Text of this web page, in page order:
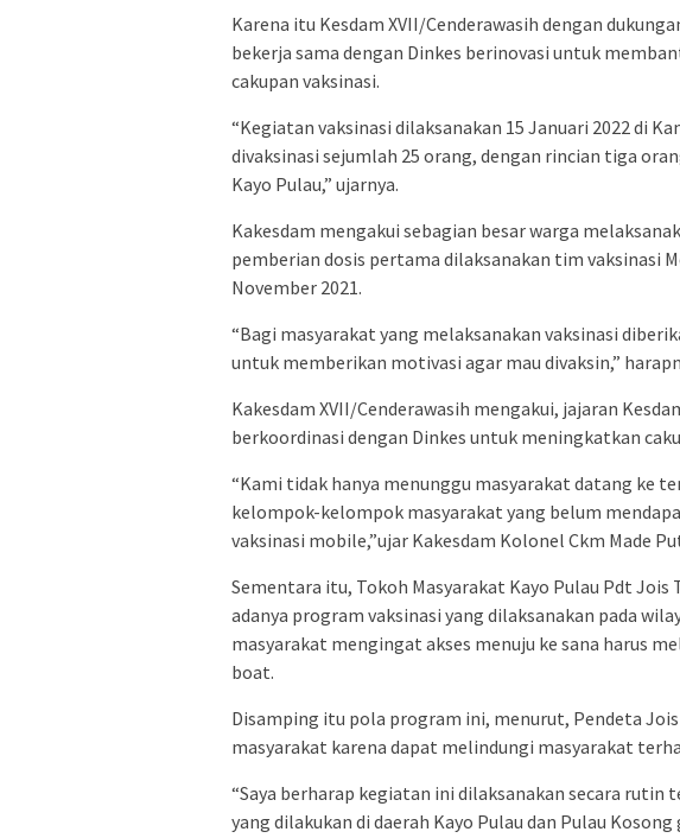
Karena itu Kesdam XVII/Cenderawasih dengan
bekerja sama dengan Dinkes berinovasi untuk
cakupan vaksinasi.
“Kegiatan vaksinasi dilaksanakan 15 Januari 2022 di
divaksinasi sejumlah 25 orang, dengan rincian tiga
Kayo Pulau,” ujarnya.
Kakesdam mengakui sebagian besar warga
pemberian dosis pertama dilaksanakan tim vaksinasi
November 2021.
“Bagi masyarakat yang melaksanakan vaksinasi
untuk memberikan motivasi agar mau divaksin,”
Kakesdam XVII/Cenderawasih mengakui, jajaran
berkoordinasi dengan Dinkes untuk meningkatkan
“Kami tidak hanya menunggu masyarakat datang ke
kelompok-kelompok masyarakat yang belum
vaksinasi mobile,”ujar Kakesdam Kolonel Ckm Made
Sementara itu, Tokoh Masyarakat Kayo Pulau Pdt Jois
adanya program vaksinasi yang dilaksanakan pada
masyarakat mengingat akses menuju ke sana harus
boat.
Disamping itu pola program ini, menurut, Pendeta
masyarakat karena dapat melindungi masyarakat
“Saya berharap kegiatan ini dilaksanakan secara rutin
yang dilakukan di daerah Kayo Pulau dan Pulau